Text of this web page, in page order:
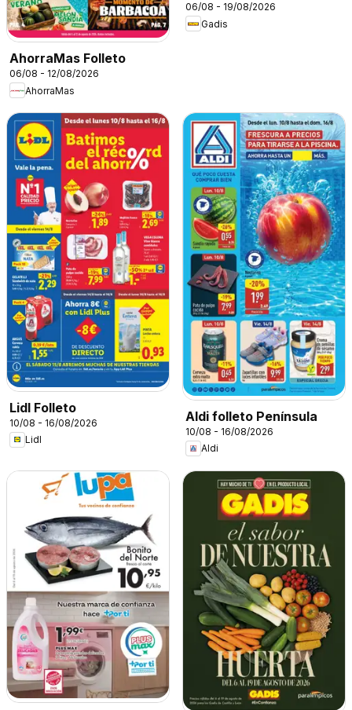
AhorraMas Folleto
06/08 - 12/08/2026
AhorraMas
06/08 - 19/08/2026
Gadis
Lidl Folleto
10/08 - 16/08/2026
Lidl
Aldi folleto Península
10/08 - 16/08/2026
Aldi